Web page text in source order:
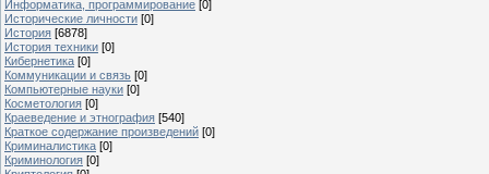
Информатика, программирование [0]
Исторические личности [0]
История [6878]
История техники [0]
Кибернетика [0]
Коммуникации и связь [0]
Компьютерные науки [0]
Косметология [0]
Краеведение и этнография [540]
Краткое содержание произведений [0]
Криминалистика [0]
Криминология [0]